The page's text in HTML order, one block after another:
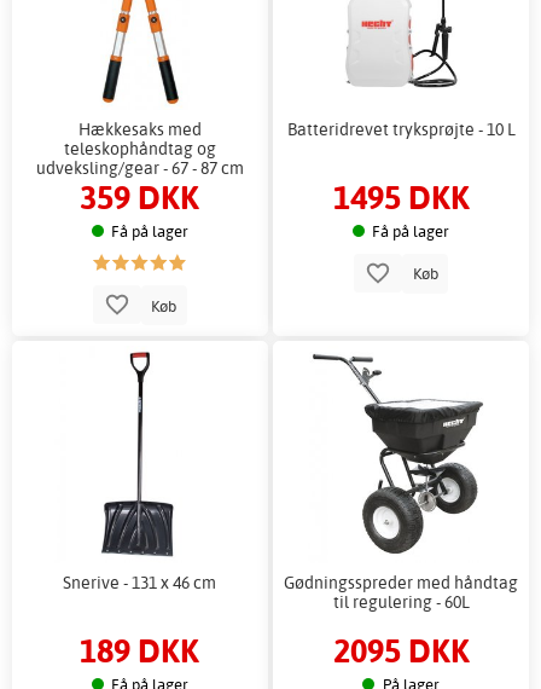
Hækkesaks med
teleskophåndtag og
udveksling/gear - 67 - 87 cm
359 DKK
Få på lager
Køb
Batteridrevet tryksprøjte - 10 L
1495 DKK
Få på lager
Køb
Snerive - 131 x 46 cm
189 DKK
Få på lager
Gødningsspreder med håndtag
til regulering - 60L
2095 DKK
På lager